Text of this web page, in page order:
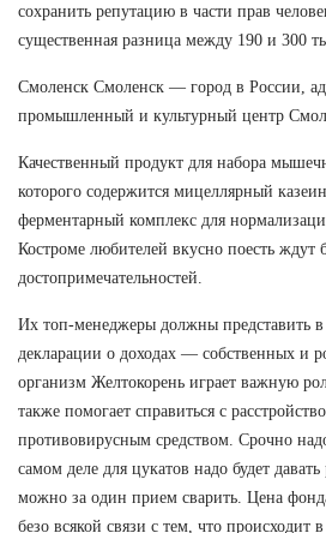
сохранить репутацию в части прав
существенная разница между 190 и 300
Смоленск Смоленск — город в России,
промышленный и культурный центр
Качественный продукт для набора
которого содержится мицеллярный
ферментарный комплекс для
Костроме любителей вкусно поесть ждут
достопримечательностей.
Их топ-менеджеры должны представить в
декларации о доходах — собственных и
организм Желтокорень играет важную
также помогает справиться с
противовирусным средством. Срочно
самом деле для цукатов надо будет
можно за один прием сварить. Цена
безо всякой связи с тем, что происходит